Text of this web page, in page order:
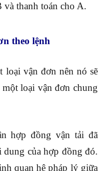
thanh toán cho A.
theo lệnh
loại vận đơn nên nó sẽ
loại vận đơn chung
hợp đồng vận tải đã
của hợp đồng đó.
quan hệ pháp lý giữa